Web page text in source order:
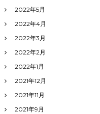
2022年5月
2022年4月
2022年3月
2022年2月
2022年1月
2021年12月
2021年11月
2021年9月